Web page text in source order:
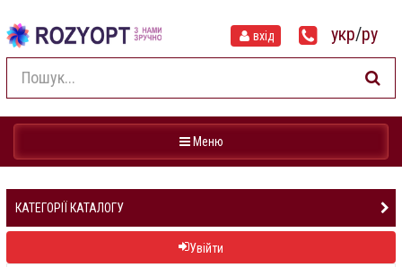
вхід укр/ру
Навігація
Меню
КАТЕГОРІЇ КАТАЛОГУ
Увійти